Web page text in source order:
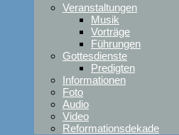
Veranstaltungen
Musik
Vorträge
Führungen
Gottesdienste
Predigten
Informationen
Foto
Audio
Video
Reformationsdekade